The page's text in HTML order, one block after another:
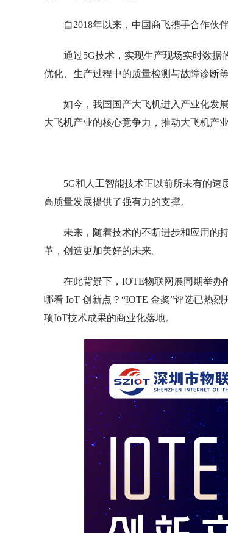
自2018年以来，中国商飞携手合作伙
通过5G技术，实现生产现场实时数据
优化、生产过程中的质量检测与故障诊断
如今，我国国产大飞机进入产业化发
大飞机产业的核心竞争力，推动大飞机产
5G和人工智能技术正以前所未有的
高质量发展提供了强有力的支撑。
未来，随着技术的不断进步和应用的
革，创造更加美好的未来。
在此背景下，IOTE物联网展同期举办
哪看 IoT 创新点？“IOTE 金奖”评选已热
项IoT技术成果的商业化落地。